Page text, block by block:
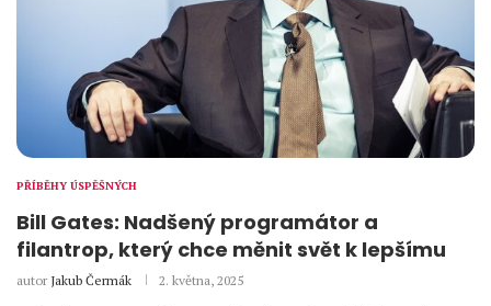
PŘÍBĚHY ÚSPĚŠNÝCH
Bill Gates: Nadšený programátor a
filantrop, který chce měnit svět k lepšímu
autor Jakub Čermák 2. května, 2025